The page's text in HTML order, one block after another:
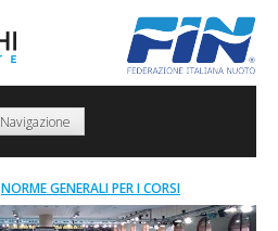
Navigazione
NORME GENERALI PER I CORSI